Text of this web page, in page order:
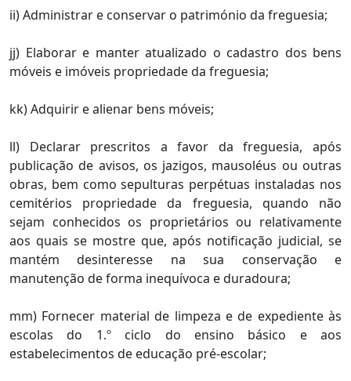
ii) Administrar e conservar o património da freguesia;
jj) Elaborar e manter atualizado o cadastro dos bens
móveis e imóveis propriedade da freguesia;
kk) Adquirir e alienar bens móveis;
ll) Declarar prescritos a favor da freguesia, após
publicação de avisos, os jazigos, mausoléus ou outras
obras, bem como sepulturas perpétuas instaladas nos
cemitérios propriedade da freguesia, quando não
sejam conhecidos os proprietários ou relativamente
aos quais se mostre que, após notificação judicial, se
mantém desinteresse na sua conservação e
manutenção de forma inequívoca e duradoura;
mm) Fornecer material de limpeza e de expediente às
escolas do 1.º ciclo do ensino básico e aos
estabelecimentos de educação pré-escolar;